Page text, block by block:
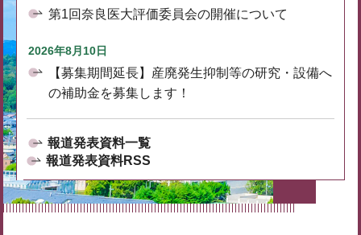
第1回奈良医大評価委員会の開催について
2026年8月10日
【募集期間延長】産廃発生抑制等の研究・設備へ
の補助金を募集します！
報道発表資料一覧
報道発表資料RSS